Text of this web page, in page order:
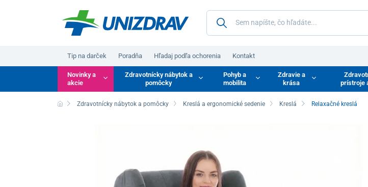
Tip na darček Poradňa Hľadaj podľa ochorenia Kontakt
Novinky a
akcie
Zdravotnícky nábytok a
pomôcky
Pohyb a
mobilita
Zdravie a
krása
prístroje
Zdravotnícky nábytok a pomôcky Kreslá a ergonomické sedenie Kreslá Relaxačné kreslá